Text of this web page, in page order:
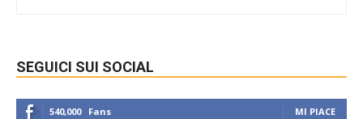
SEGUICI SUI SOCIAL
540,000 Fans MI PIACE